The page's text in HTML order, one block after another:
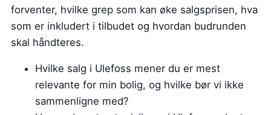
forventer, hvilke grep som kan øke salgsprisen, hva
som er inkludert i tilbudet og hvordan budrunden
skal håndteres.
Hvilke salg i Ulefoss mener du er mest
relevante for min bolig, og hvilke bør vi ikke
sammenligne med?